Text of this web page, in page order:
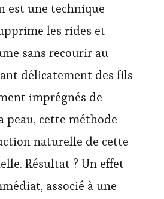
est une technique
les rides et
sans recourir au
délicatement des fils
imprégnés de
peau, cette méthode
naturelle de cette
Résultat ? Un effet
associé à une